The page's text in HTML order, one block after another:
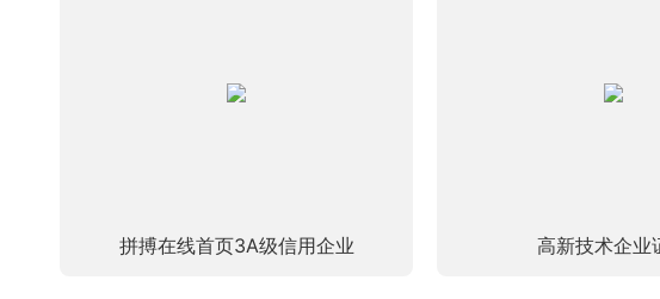
拼搏在线首页3A级信用企业 高新技术企业